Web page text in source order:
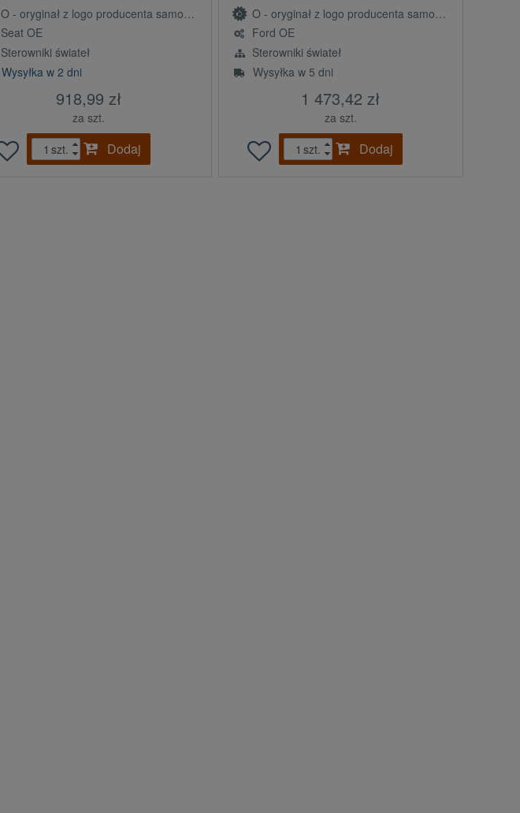
O - oryginał z logo producenta samochodu (OE)
Seat OE
Sterowniki świateł
Wysyłka w 2 dni
918,99 zł
za szt.
szt.
Dodaj
O - oryginał z logo producenta samochodu (OE)
Ford OE
Sterowniki świateł
Wysyłka w 5 dni
1 473,42 zł
za szt.
szt.
Dodaj